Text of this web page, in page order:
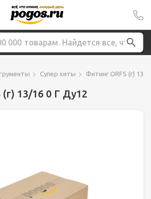
Супер хиты Фитинг ORFS (г) 13/
13/16 0 Г Ду12